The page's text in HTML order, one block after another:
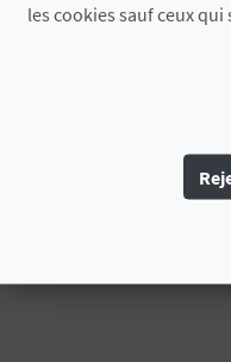
Nous
Crist
bonne
les cookies sauf ceux